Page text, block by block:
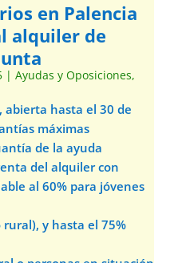
en Palencia
alquiler de
| Ayudas y Oposiciones,
abierta hasta el 30 de
máximas
de la ayuda
del alquiler con
al 60% para jóvenes
y hasta el 75%